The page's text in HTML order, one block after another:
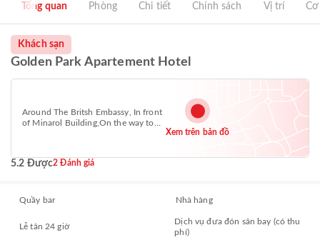
Tổng quan Phòng Chi tiết Chính sách Vị trí
Khách sạn
Golden Park Apartement Hotel
Around The Britsh Embassy, In front
of Minarol Building,On the way to
Xem trên bản đồ
5.2 Được2 Đánh giá
Quầy bar Nhà hàng
Lễ tân 24 giờ
Dịch vụ đưa đón sân bay (có thu
phí)